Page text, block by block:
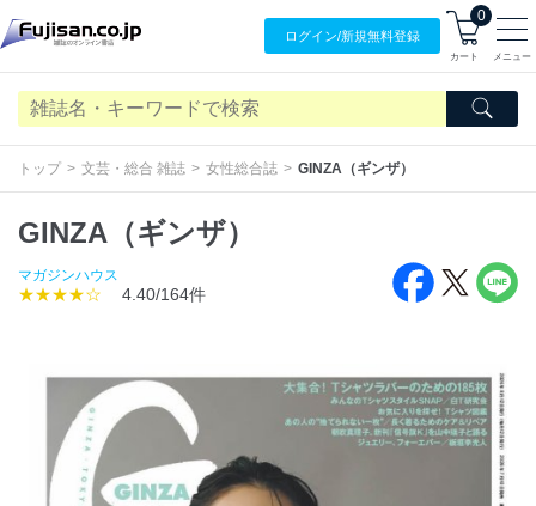
ログイン/新規無料登録
0
カート メニュー
トップ 文芸・総合 雑誌 女性総合誌 GINZA（ギンザ）
GINZA（ギンザ）
マガジンハウス
★★★★☆ 4.40/164件